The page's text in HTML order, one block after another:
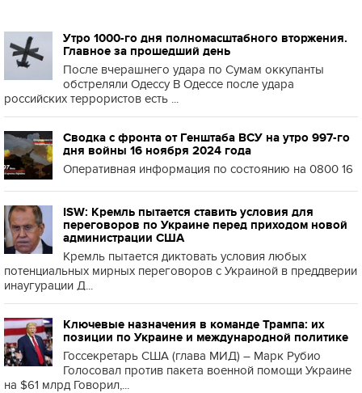
Утро 1000-го дня полномасштабного вторжения.
Главное за прошедший день
После вчерашнего удара по Сумам оккупанты
обстреляли Одессу В Одессе после удара
российских террористов есть ...
Сводка с фронта от Генштаба ВСУ на утро 997-го
дня войны 16 ноября 2024 года
Оперативная информация по состоянию на 0800 16
ISW: Кремль пытается ставить условия для
переговоров по Украине перед приходом новой
администрации США
Кремль пытается диктовать условия любых
потенциальных мирных переговоров с Украиной в преддверии
инаугурации Д...
Ключевые назначения в команде Трампа: их
позиции по Украине и международной политике
Госсекретарь США (глава МИД) – Марк Рубио
Голосовал против пакета военной помощи Украине
на $61 млрд Говорил,...